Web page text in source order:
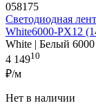
058175
Светодиодная
White6000-PX12
White | Белый
4 14910
₽/м
Нет в наличии